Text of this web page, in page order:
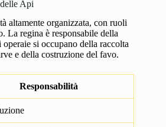
Api
altamente organizzata, con ruoli
La regina è responsabile della
si occupano della raccolta
e della costruzione del favo.
Responsabilità